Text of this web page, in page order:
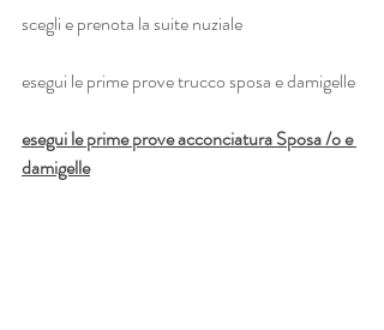
scegli e prenota la suite nuziale
esegui le prime prove trucco sposa e damigelle
esegui le prime prove acconciatura Sposa /o e
damigelle